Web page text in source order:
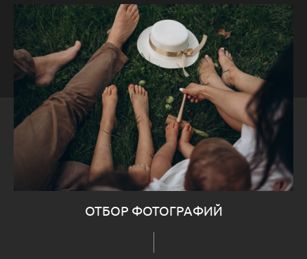
ОТБОР ФОТОГРАФИЙ